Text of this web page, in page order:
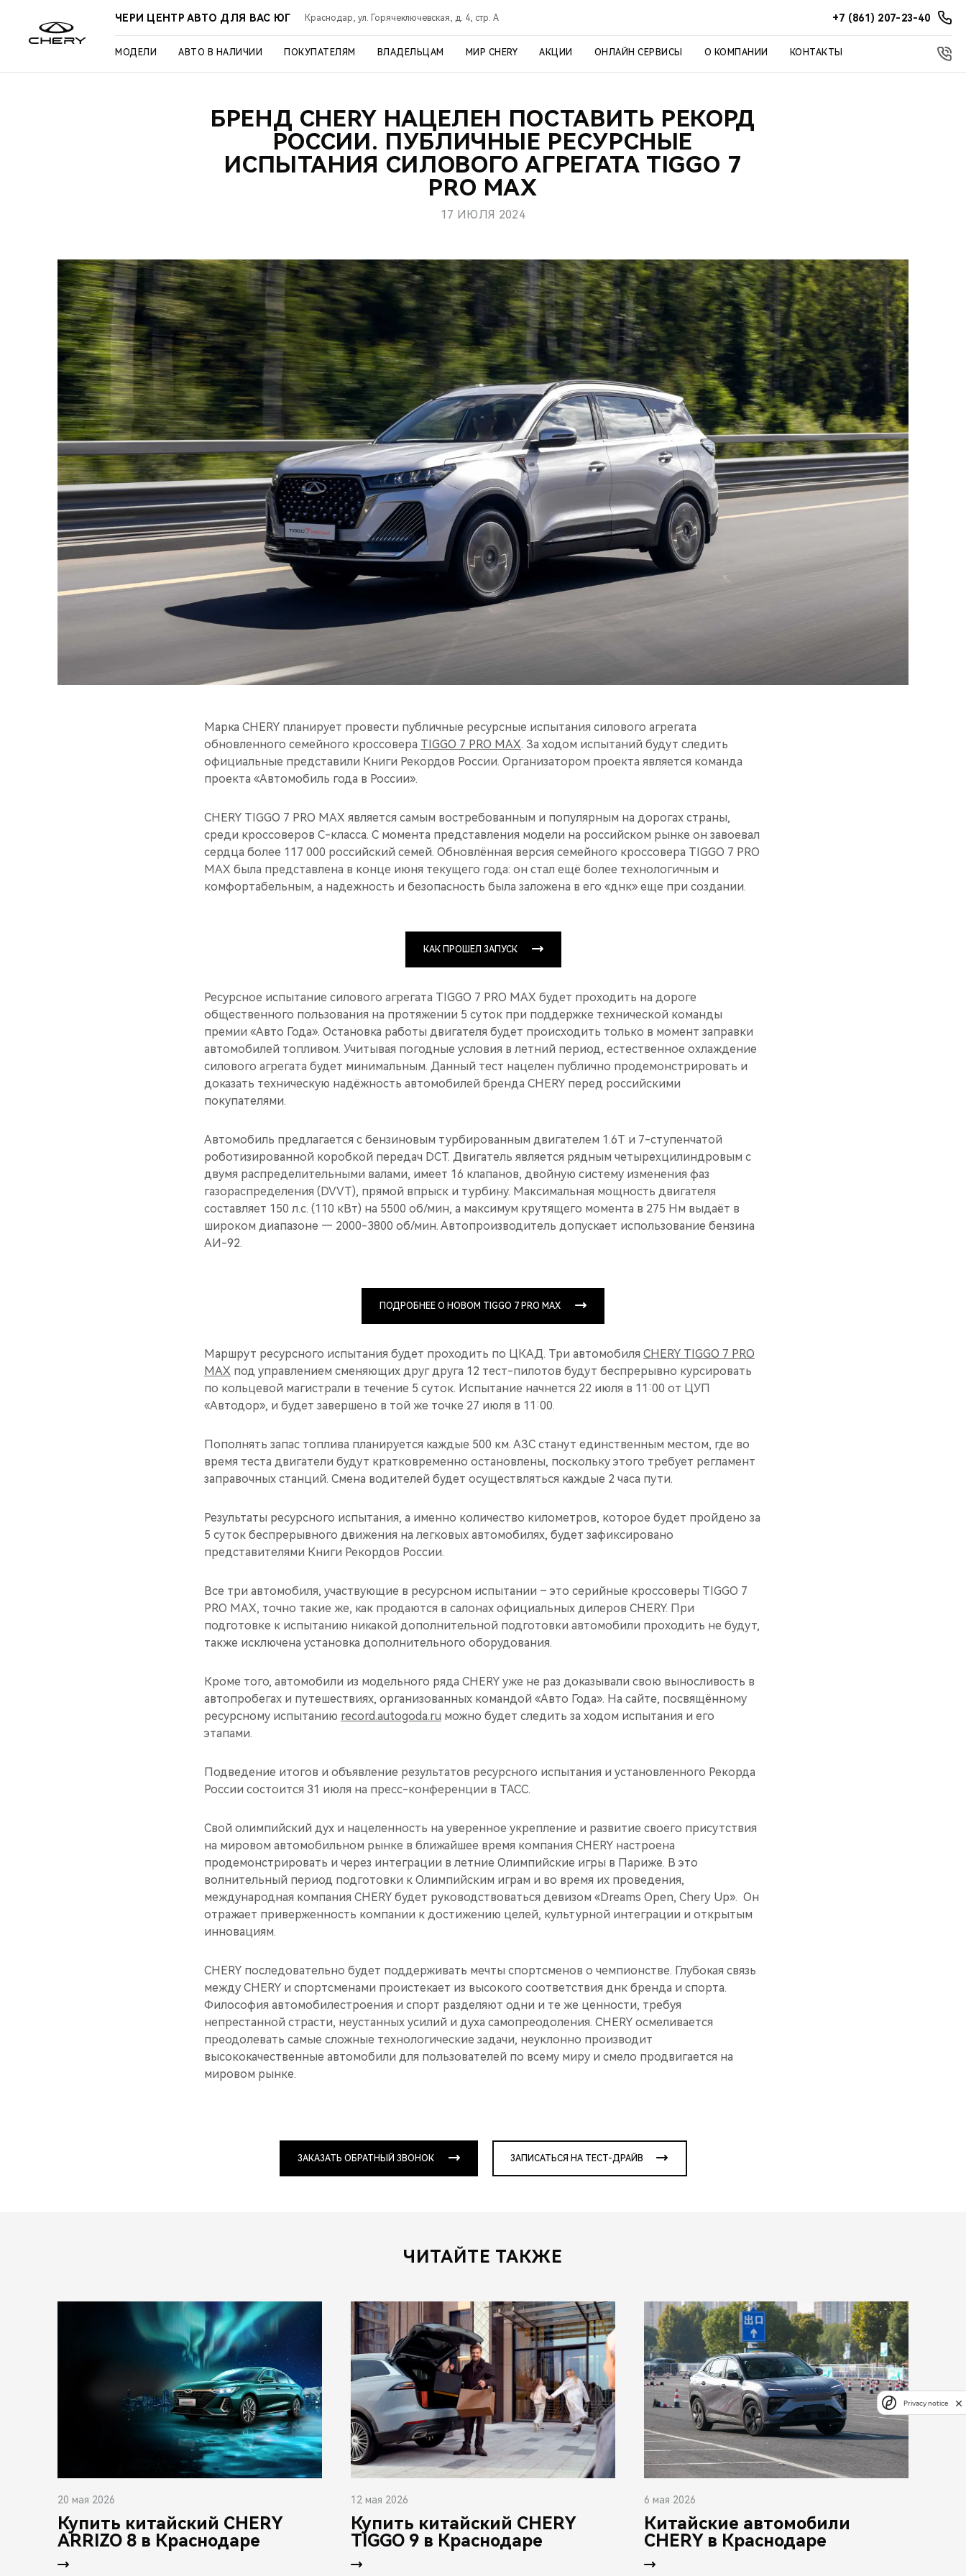
ЧЕРИ ЦЕНТР АВТО ДЛЯ ВАС ЮГ Краснодар, ул. Горячеключевская, д. 4, стр. А +7 (861) 207-23-40
МОДЕЛИ АВТО В НАЛИЧИИ ПОКУПАТЕЛЯМ ВЛАДЕЛЬЦАМ МИР CHERY АКЦИИ ОНЛАЙН СЕРВИСЫ О КОМПАНИИ КОНТАКТЫ
БРЕНД CHERY НАЦЕЛЕН ПОСТАВИТЬ РЕКОРД
РОССИИ. ПУБЛИЧНЫЕ РЕСУРСНЫЕ
ИСПЫТАНИЯ СИЛОВОГО АГРЕГАТА TIGGO 7
PRO MAX
17 ИЮЛЯ 2024
Марка CHERY планирует провести публичные ресурсные испытания силового агрегата
обновленного семейного кроссовера TIGGO 7 PRO MAX. За ходом испытаний будут следить
официальные представили Книги Рекордов России. Организатором проекта является команда
проекта «Автомобиль года в России».
CHERY TIGGO 7 PRO MAX является самым востребованным и популярным на дорогах страны,
среди кроссоверов C-класса. С момента представления модели на российском рынке он завоевал
сердца более 117 000 российский семей. Обновлённая версия семейного кроссовера TIGGO 7 PRO
MAX была представлена в конце июня текущего года: он стал ещё более технологичным и
комфортабельным, а надежность и безопасность была заложена в его «днк» еще при создании.
КАК ПРОШЕЛ ЗАПУСК
Ресурсное испытание силового агрегата TIGGO 7 PRO MAX будет проходить на дороге
общественного пользования на протяжении 5 суток при поддержке технической команды
премии «Авто Года». Остановка работы двигателя будет происходить только в момент заправки
автомобилей топливом. Учитывая погодные условия в летний период, естественное охлаждение
силового агрегата будет минимальным. Данный тест нацелен публично продемонстрировать и
доказать техническую надёжность автомобилей бренда CHERY перед российскими
покупателями.
Автомобиль предлагается с бензиновым турбированным двигателем 1.6T и 7-ступенчатой
роботизированной коробкой передач DCT. Двигатель является рядным четырехцилиндровым с
двумя распределительными валами, имеет 16 клапанов, двойную систему изменения фаз
газораспределения (DVVT), прямой впрыск и турбину. Максимальная мощность двигателя
составляет 150 л.с. (110 кВт) на 5500 об/мин, а максимум крутящего момента в 275 Нм выдаёт в
широком диапазоне — 2000-3800 об/мин. Автопроизводитель допускает использование бензина
АИ-92.
ПОДРОБНЕЕ О НОВОМ TIGGO 7 PRO MAX
Маршрут ресурсного испытания будет проходить по ЦКАД. Три автомобиля CHERY TIGGO 7 PRO
MAX под управлением сменяющих друг друга 12 тест-пилотов будут беспрерывно курсировать
по кольцевой магистрали в течение 5 суток. Испытание начнется 22 июля в 11:00 от ЦУП
«Автодор», и будет завершено в той же точке 27 июля в 11:00.
Пополнять запас топлива планируется каждые 500 км. АЗС станут единственным местом, где во
время теста двигатели будут кратковременно остановлены, поскольку этого требует регламент
заправочных станций. Смена водителей будет осуществляться каждые 2 часа пути.
Результаты ресурсного испытания, а именно количество километров, которое будет пройдено за
5 суток беспрерывного движения на легковых автомобилях, будет зафиксировано
представителями Книги Рекордов России.
Все три автомобиля, участвующие в ресурсном испытании – это серийные кроссоверы TIGGO 7
PRO MAX, точно такие же, как продаются в салонах официальных дилеров CHERY. При
подготовке к испытанию никакой дополнительной подготовки автомобили проходить не будут,
также исключена установка дополнительного оборудования.
Кроме того, автомобили из модельного ряда CHERY уже не раз доказывали свою выносливость в
автопробегах и путешествиях, организованных командой «Авто Года». На сайте, посвящённому
ресурсному испытанию record.autogoda.ru можно будет следить за ходом испытания и его
этапами.
Подведение итогов и объявление результатов ресурсного испытания и установленного Рекорда
России состоится 31 июля на пресс-конференции в ТАСС.
Свой олимпийский дух и нацеленность на уверенное укрепление и развитие своего присутствия
на мировом автомобильном рынке в ближайшее время компания CHERY настроена
продемонстрировать и через интеграции в летние Олимпийские игры в Париже. В это
волнительный период подготовки к Олимпийским играм и во время их проведения,
международная компания CHERY будет руководствоваться девизом «Dreams Open, Chery Up». Он
отражает приверженность компании к достижению целей, культурной интеграции и открытым
инновациям.
CHERY последовательно будет поддерживать мечты спортсменов о чемпионстве. Глубокая связь
между CHERY и спортсменами проистекает из высокого соответствия днк бренда и спорта.
Философия автомобилестроения и спорт разделяют одни и те же ценности, требуя
непрестанной страсти, неустанных усилий и духа самопреодоления. CHERY осмеливается
преодолевать самые сложные технологические задачи, неуклонно производит
высококачественные автомобили для пользователей по всему миру и смело продвигается на
мировом рынке.
ЗАКАЗАТЬ ОБРАТНЫЙ ЗВОНОК ЗАПИСАТЬСЯ НА ТЕСТ-ДРАЙВ
ЧИТАЙТЕ ТАКЖЕ
20 мая 2026
Купить китайский CHERY
ARRIZO 8 в Краснодаре
12 мая 2026
Купить китайский CHERY
TIGGO 9 в Краснодаре
6 мая 2026
Китайские автомобили
CHERY в Краснодаре
Privacy notice